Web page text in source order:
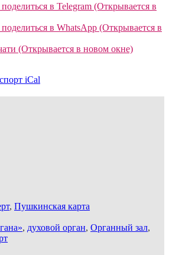
в Telegram (Открывается в
в WhatsApp (Открывается в
(Открывается в новом окне)
iCal
, Пушкинская карта
, духовой орган, Органный зал,